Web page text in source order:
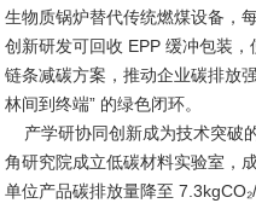
生物质锅炉替代传统燃煤设备，
创新研发可回收 EPP 缓冲包装
链条减碳方案，推动企业碳排放
林间到终端” 的绿色闭环。
产学研协同创新成为技术突破
角研究院成立低碳材料实验室，
单位产品碳排放量降至